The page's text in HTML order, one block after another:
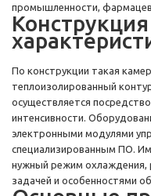
промышленности,
По конструкции такая
теплоизолированный
осуществляется
интенсивности.
электронными модулями
специализированным ПО.
нужный режим охлаждения,
задачей и особенностями